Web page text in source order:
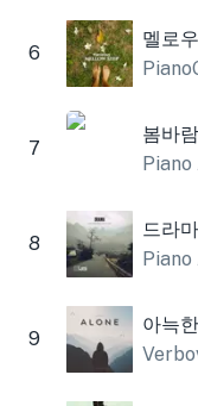
6
멜로
7
봄바람
Piano
8
드라마
Piano
9
아늑